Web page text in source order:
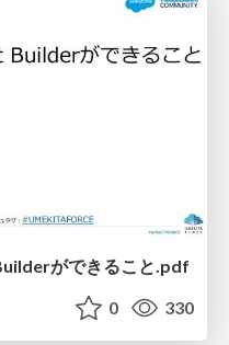
ができること.pdf
0 330